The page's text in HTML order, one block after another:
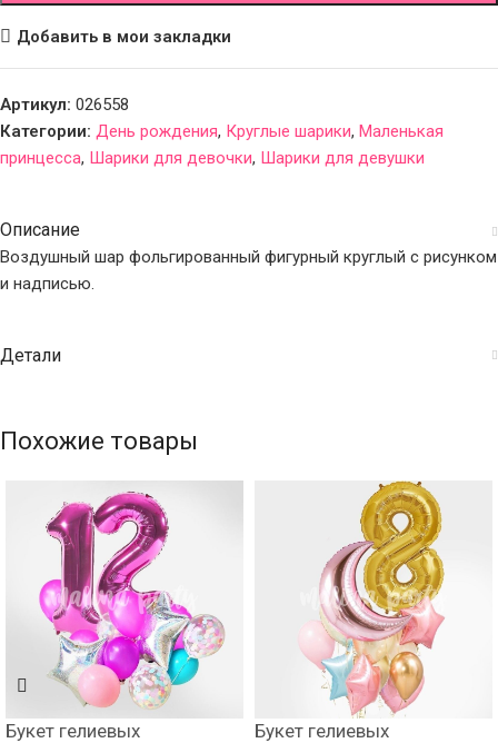
Добавить в мои закладки
Артикул: 026558
Категории: День рождения, Круглые шарики, Маленькая
принцесса, Шарики для девочки, Шарики для девушки
Описание
Воздушный шар фольгированный фигурный круглый с рисунком
и надписью.
Детали
Похожие товары
Букет гелиевых
Букет гелиевых